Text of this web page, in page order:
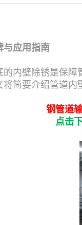
与应用指南
内壁除锈是保
简要介绍管道内
钢管道
点击